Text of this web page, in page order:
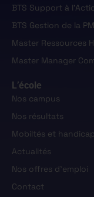
BTS Support à
BTS Gestion de la
Master Ressources
Master Manager
L’école
Nos campus
Nos résultats
Mobiltés et handicap
Actualités
Nos offres d'emploi
Contact